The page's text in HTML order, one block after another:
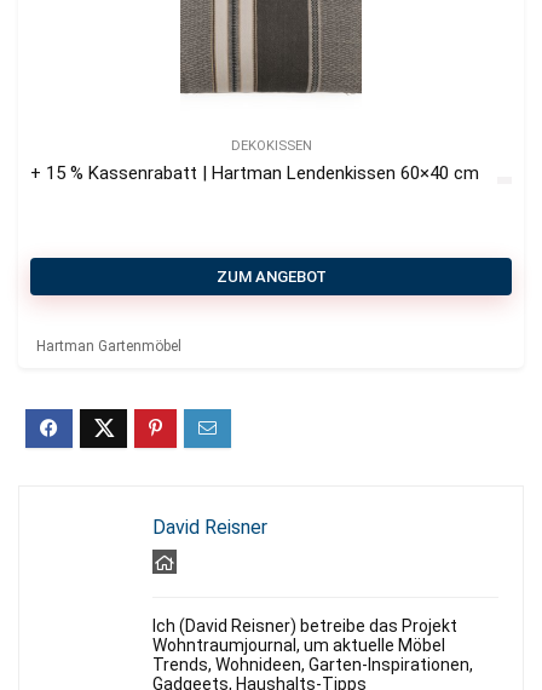
DEKOKISSEN
+ 15 % Kassenrabatt | Hartman Lendenkissen 60×40 cm
ZUM ANGEBOT
Hartman Gartenmöbel
David Reisner
Ich (David Reisner) betreibe das Projekt
Wohntraumjournal, um aktuelle Möbel
Trends, Wohnideen, Garten-Inspirationen,
Gadgeets, Haushalts-Tipps